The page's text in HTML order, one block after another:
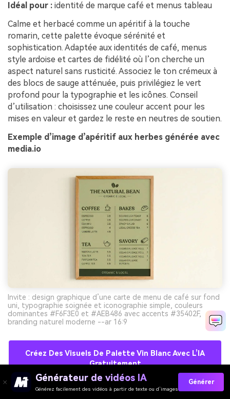
Idéal pour : identité de marque café et menus tableau
Calme et herbacé comme un apéritif à la touche
romarin, cette palette évoque sérénité et
sophistication. Adaptée aux identités de café, menus
style ardoise et cartes de fidélité où l’on cherche un
aspect naturel sans rusticité. Associez le ton crémeux à
des blocs de sauge atténuée, puis privilégiez le vert
profond pour la typographie et les icônes. Conseil
d’utilisation : choisissez une couleur accent pour les
mises en valeur et gardez le reste en neutres de soutien.
Exemple d’image d’apéritif aux herbes générée avec
media.io
Invite : design graphique d’une carte de menu de café sur fond
uni, typographie soignée et iconographie simple, couleurs
dominantes #F6F3E0 et #AEB486 avec accents #35402F,
branding naturel moderne --ar 16:9
Créez Des Visuels De Palette Vin Blanc Avec L’IA
Gratuitement
Générateur de vidéos IA
Générez facilement des vidéos à partir de texte ou d’images
Générer